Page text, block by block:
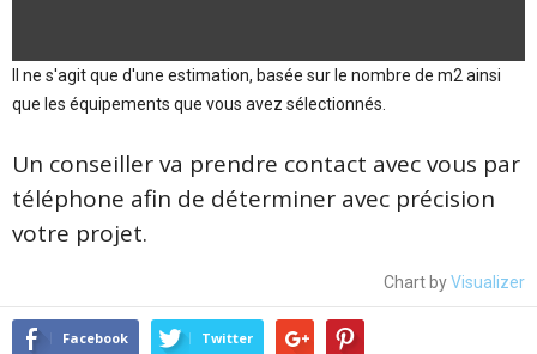
Il ne s'agit que d'une estimation, basée sur le nombre de m2 ainsi
que les équipements que vous avez sélectionnés.
Un conseiller va prendre contact avec vous par
téléphone afin de déterminer avec précision
votre projet.
Chart byVisualizer
Facebook Twitter